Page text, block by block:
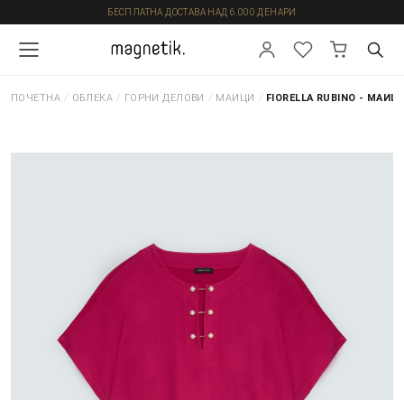
БЕСПЛАТНА ДОСТАВА НАД 6.000 ДЕНАРИ
ПОЧЕТНА / ОБЛЕКА / ГОРНИ ДЕЛОВИ / МАИЦИ / FIORELLA RUBINO -